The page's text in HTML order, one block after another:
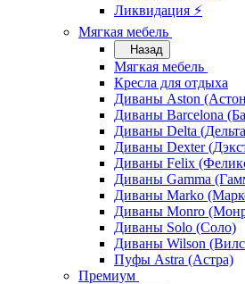
Ликвидация ⚡
Мягкая мебель
Назад
Мягкая мебель
Кресла для отдыха
Диваны Aston
Диваны Barcelona
Диваны Delta
Диваны Dexter
Диваны Felix
Диваны Gamma
Диваны Marko
Диваны Monro
Диваны Solo (Соло)
Диваны Wilson
Пуфы Astra (Астра)
Премиум